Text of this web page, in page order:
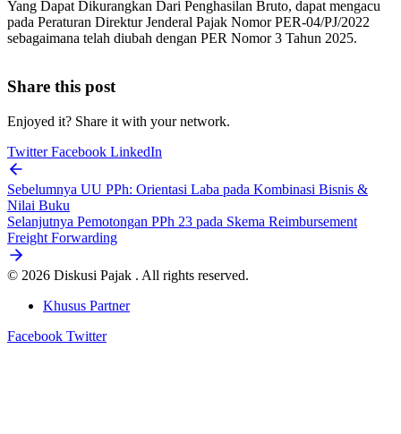
Yang Dapat Dikurangkan Dari Penghasilan Bruto, dapat mengacu
pada Peraturan Direktur Jenderal Pajak Nomor PER-04/PJ/2022
sebagaimana telah diubah dengan PER Nomor 3 Tahun 2025.
Share this post
Enjoyed it? Share it with your network.
TwitterFacebook LinkedIn
Sebelumnya UU PPh: Orientasi Laba pada Kombinasi Bisnis &
Nilai Buku
Selanjutnya Pemotongan PPh 23 pada Skema Reimbursement
Freight Forwarding
© 2026 Diskusi Pajak . All rights reserved.
Khusus Partner
Facebook Twitter